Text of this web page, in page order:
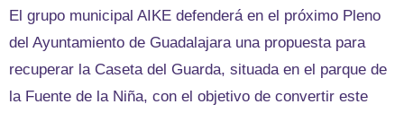
El grupo municipal AIKE defenderá en el próximo Pleno
del Ayuntamiento de Guadalajara una propuesta para
recuperar la Caseta del Guarda, situada en el parque de
la Fuente de la Niña, con el objetivo de convertir este